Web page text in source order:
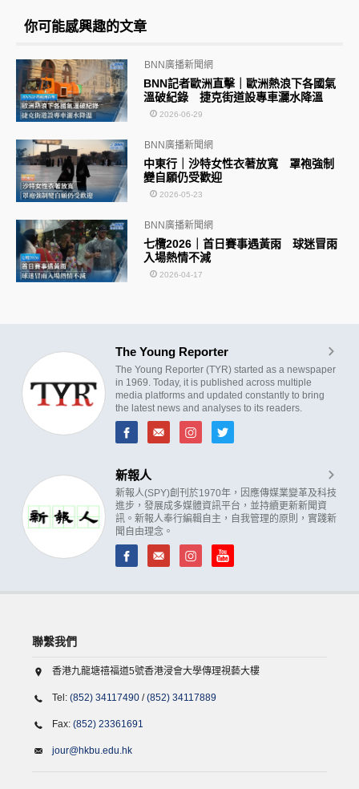
你可能感興趣的文章
BNN記者歐洲直擊｜歐洲熱浪下各國氣
溫破紀錄 捷克街道設專車灑水降溫
BNN廣播新聞網
2026-06-29
中東行｜沙特女性衣著放寬 罩袍強制
變自願仍受歡迎
BNN廣播新聞網
2026-05-23
七欖2026｜首日賽事遇黃雨 球迷冒雨
入場熱情不減
BNN廣播新聞網
2026-04-17
The Young Reporter
The Young Reporter (TYR) started as a newspaper
in 1969. Today, it is published across multiple
media platforms and updated constantly to bring
the latest news and analyses to its readers.
新報人
新報人(SPY)創刊於1970年，因應傳媒業變革及科技
進步，發展成多媒體資訊平台，並持續更新新聞資
訊。新報人奉行編輯自主，自我管理的原則，實踐新
聞自由理念。
聯繫我們
香港九龍塘禧福道5號香港浸會大學傳理視藝大樓
Tel: (852) 34117490 /(852) 34117889
Fax: (852) 23361691
jour@hkbu.edu.hk